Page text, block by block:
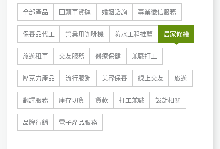
全部產品 回頭車貨運 婚姻諮詢 專業徵信服務
保養品代工 營業用咖啡機 防水工程推薦 居家修繕
旅遊租車 交友服務 醫療保健 兼職打工
壓克力產品 流行服飾 美容保養 線上交友 旅遊
翻譯服務 庫存切貨 貸款 打工兼職 設計相關
品牌行銷 電子產品服務